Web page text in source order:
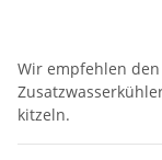
Wir empfehlen
kitzeln.